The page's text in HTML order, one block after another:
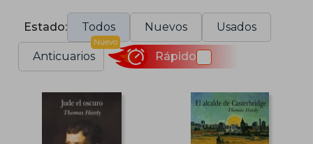
Estado: Todos Nuevos Usados
Anticuarios
Nuevo
Rápido